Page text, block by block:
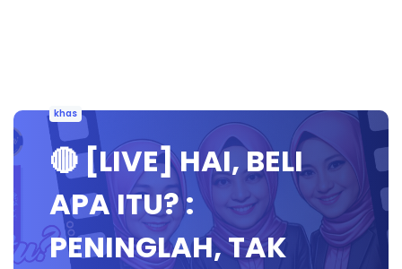
khas
🔴 [LIVE] HAI, BELI
APA ITU? :
PENINGLAH, TAK